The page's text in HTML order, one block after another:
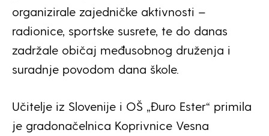
organizirale zajedničke aktivnosti –
radionice, sportske susrete, te do danas
zadržale običaj međusobnog druženja i
suradnje povodom dana škole.
Učitelje iz Slovenije i OŠ „Đuro Ester“ primila
je gradonačelnica Koprivnice Vesna